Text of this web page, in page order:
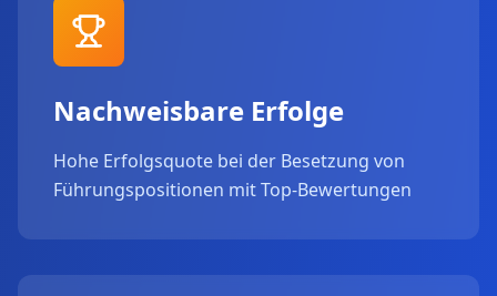
Nachweisbare Erfolge
Hohe Erfolgsquote bei der Besetzung von
Führungspositionen mit Top-Bewertungen